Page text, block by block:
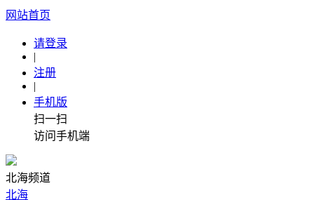
网站首页
请登录
|
注册
|
手机版
扫一扫
访问手机端
北海频道
北海